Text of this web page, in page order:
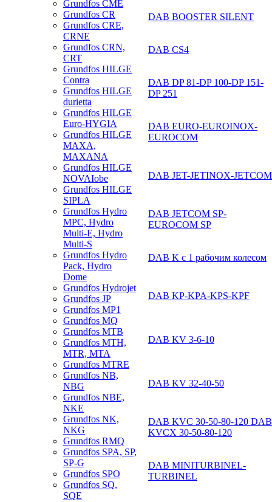
Grundfos CME
Grundfos CR
Grundfos CRE,
CRNE
Grundfos CRN,
CRT
Grundfos HILGE
Contra
Grundfos HILGE
durietta
Grundfos HILGE
Euro-HYGIA
Grundfos HILGE
MAXA,
MAXANA
Grundfos HILGE
NOVAIobe
Grundfos HILGE
SIPLA
Grundfos Hydro
MPC, Hydro
Multi-E, Hydro
Multi-S
Grundfos Hydro
Pack, Hydro
Dome
Grundfos Hydrojet
Grundfos JP
Grundfos MP1
Grundfos MQ
Grundfos MTB
Grundfos MTH,
MTR, MTA
Grundfos MTRE
Grundfos NB,
NBG
Grundfos NBE,
NKE
Grundfos NK,
NKG
Grundfos RMQ
Grundfos SPA, SP,
SP-G
Grundfos SPO
Grundfos SQ,
SQE
DAB BOOSTER SILENT
DAB CS4
DAB DP 81-DP 100-DP 151-
DP 251
DAB EURO-EUROINOX-
EUROCOM
DAB JET-JETINOX-JETCOM
DAB JETCOM SP-
EUROCOM SP
DAB K с 1 рабочим колесом
DAB KP-KPA-KPS-KPF
DAB KV 3-6-10
DAB KV 32-40-50
DAB KVC 30-50-80-120 DAB
KVCX 30-50-80-120
DAB MINITURBINEL-
TURBINEL